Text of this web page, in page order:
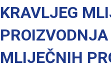
KRAVLJEG
PROIZVODNJA
MLIJEČNIH